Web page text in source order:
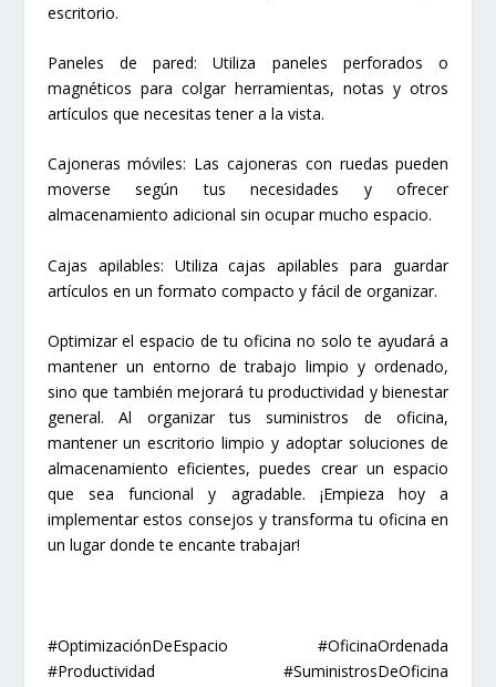
escritorio.
Paneles de pared: Utiliza paneles perforados o
magnéticos para colgar herramientas, notas y otros
artículos que necesitas tener a la vista.
Cajoneras móviles: Las cajoneras con ruedas pueden
moverse según tus necesidades y ofrecer
almacenamiento adicional sin ocupar mucho espacio.
Cajas apilables: Utiliza cajas apilables para guardar
artículos en un formato compacto y fácil de organizar.
Optimizar el espacio de tu oficina no solo te ayudará a
mantener un entorno de trabajo limpio y ordenado,
sino que también mejorará tu productividad y bienestar
general. Al organizar tus suministros de oficina,
mantener un escritorio limpio y adoptar soluciones de
almacenamiento eficientes, puedes crear un espacio
que sea funcional y agradable. ¡Empieza hoy a
implementar estos consejos y transforma tu oficina en
un lugar donde te encante trabajar!
#OptimizaciónDeEspacio #OficinaOrdenada
#Productividad #SuministrosDeOficina